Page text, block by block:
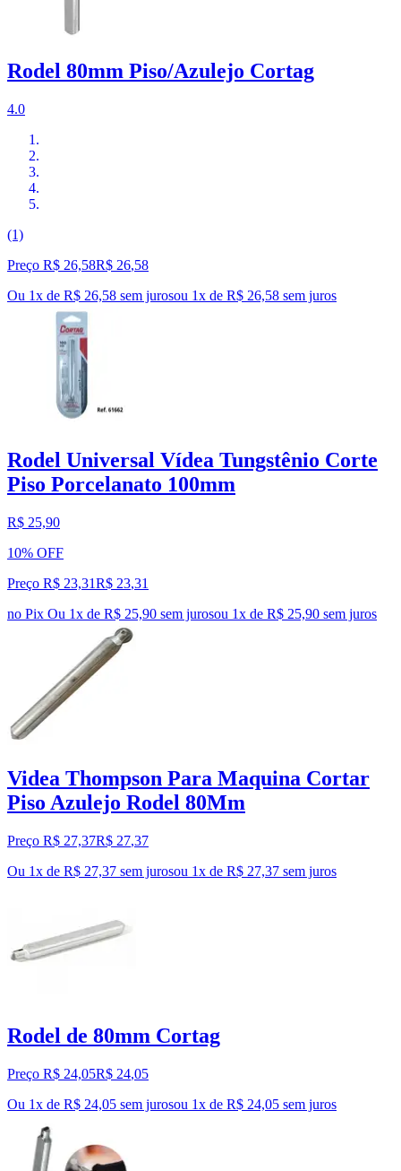
Rodel 80mm Piso/Azulejo Cortag
4.0
(1)
Preço R$ 26,58R$ 26,58
Ou 1x de R$ 26,58 sem jurosou 1x de R$ 26,58 sem juros
Rodel Universal Vídea Tungstênio Corte
Piso Porcelanato 100mm
R$ 25,90
10% OFF
Preço R$ 23,31R$ 23,31
no Pix Ou 1x de R$ 25,90 sem jurosou 1x de R$ 25,90 sem juros
Videa Thompson Para Maquina Cortar
Piso Azulejo Rodel 80Mm
Preço R$ 27,37R$ 27,37
Ou 1x de R$ 27,37 sem jurosou 1x de R$ 27,37 sem juros
Rodel de 80mm Cortag
Preço R$ 24,05R$ 24,05
Ou 1x de R$ 24,05 sem jurosou 1x de R$ 24,05 sem juros